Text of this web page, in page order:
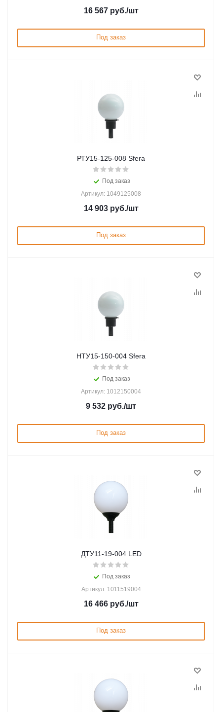
16 567руб./шт
Под заказ
РТУ15-125-008 Sfera
Под заказ
Артикул: 1049125008
14 903руб./шт
Под заказ
НТУ15-150-004 Sfera
Под заказ
Артикул: 1012150004
9 532 руб./шт
Под заказ
ДТУ11-19-004 LED
Под заказ
Артикул: 1011519004
16 466руб./шт
Под заказ